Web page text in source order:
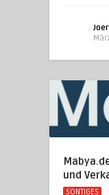
und
SONTIGES